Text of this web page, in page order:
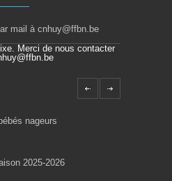
mail à cnhuy@ffbn.be
Merci de nous contacter
nageurs
2025-2026